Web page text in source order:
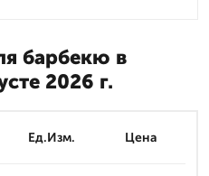
барбекю в
2026 г.
Ед.Изм. Цена